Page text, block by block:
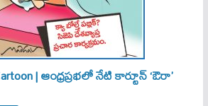
| ఆంధ్రప్రభలో నేటి కార్టూన్ ‘ఔరా’